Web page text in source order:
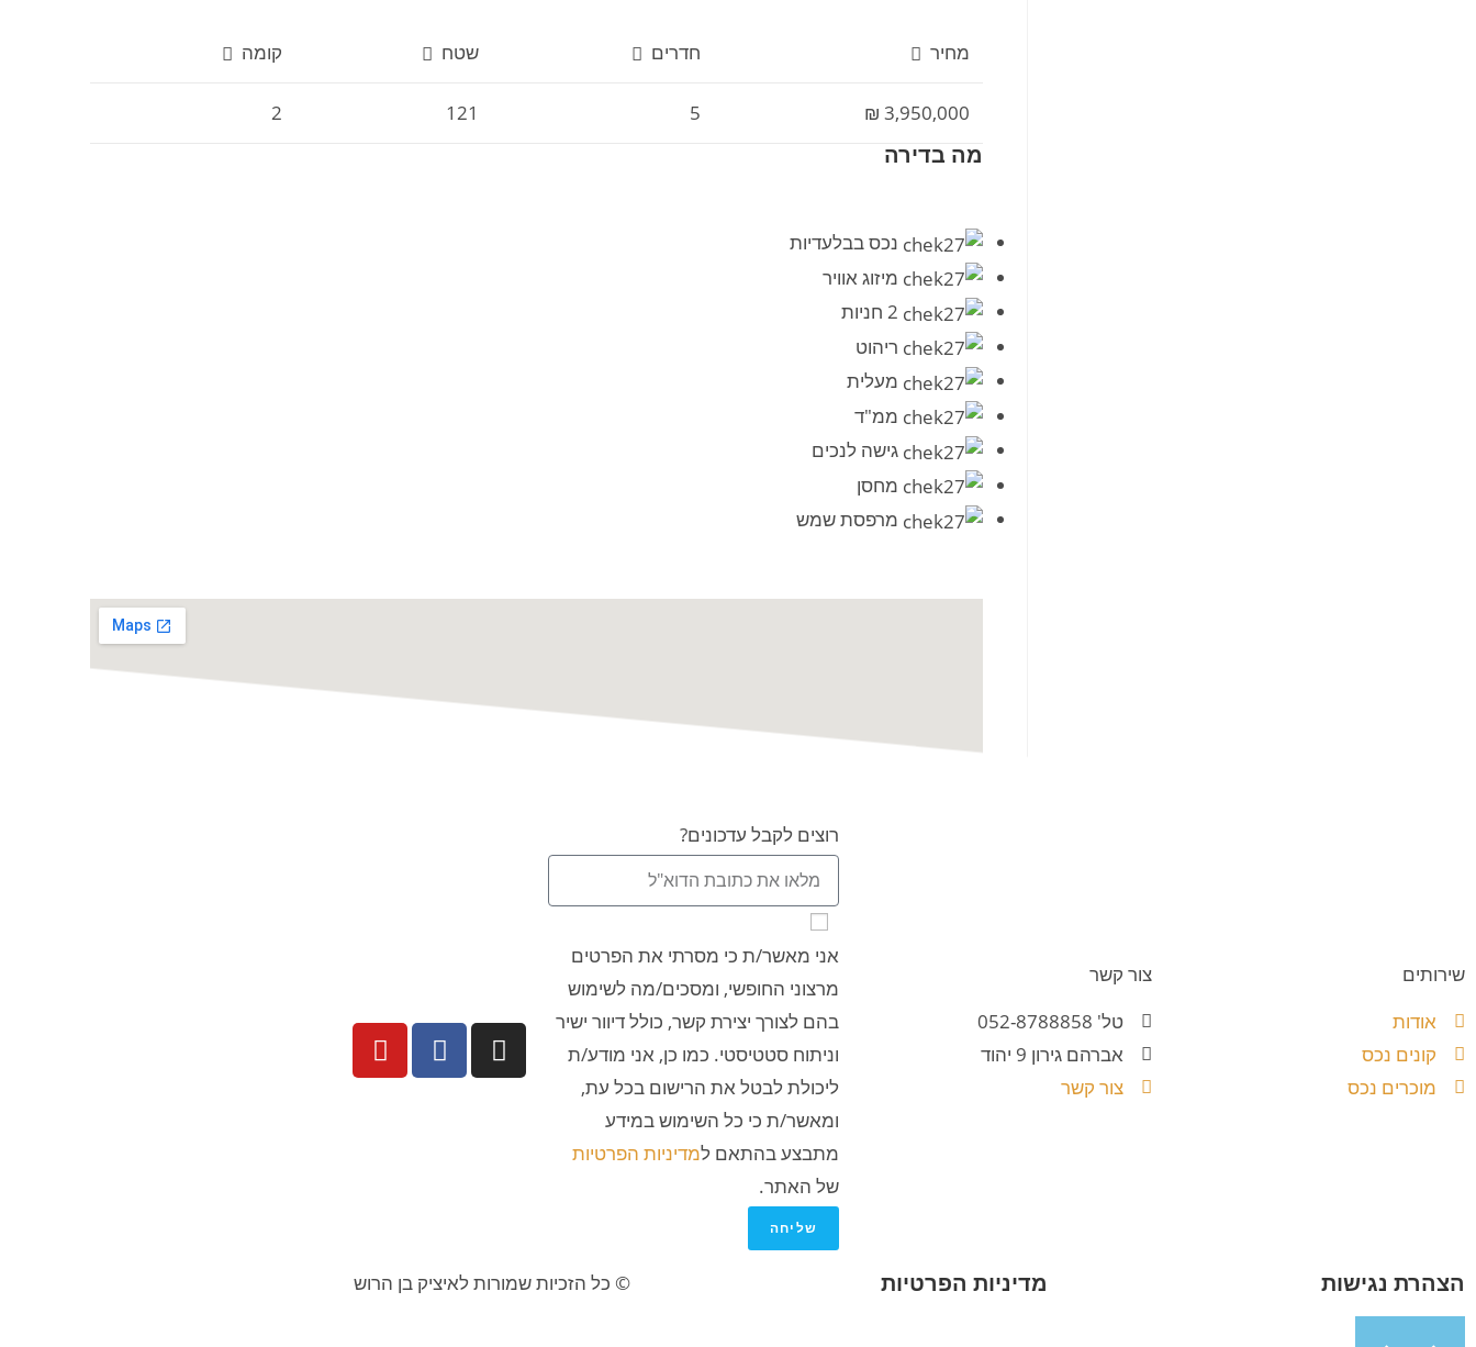
מחיר חדרים שטח קומה
3,950,000 ₪
5
121
2
מה בדירה
נכס בבלעדיות
מיזוג אוויר
2 חניות
ריהוט
מעלית
ממ"ד
גישה לנכים
מחסן
מרפסת שמש
שירותים
אודות
קונים נכס
מוכרים נכס
צור קשר
טל' 052-8788858
אברהם גירון 9 יהוד
צור קשר
רוצים לקבל עדכונים?
אני מאשר/ת כי מסרתי את הפרטים
מרצוני החופשי, ומסכים/מה לשימוש
בהם לצורך יצירת קשר, כולל דיוור ישיר
וניתוח סטטיסטי. כמו כן, אני מודע/ת
ליכולת לבטל את הרישום בכל עת,
ומאשר/ת כי כל השימוש במידע
מתבצע בהתאם למדיניות הפרטיות
של האתר.
שליחה
הצהרת נגישות מדיניות הפרטיות © כל הזכיות שמורות לאיציק בן הרוש